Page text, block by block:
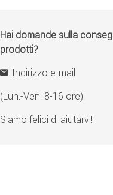
Hai domande sulla
prodotti?
Indirizzo e-mail
(Lun.-Ven. 8-16 ore)
Siamo felici di aiutarvi!